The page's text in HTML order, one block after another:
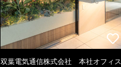
双葉電気通信株式会社 本社オフィス